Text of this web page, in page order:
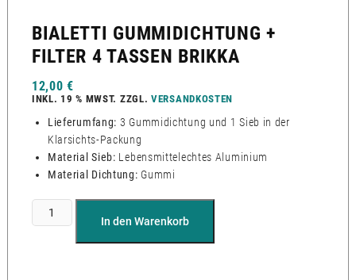
BIALETTI GUMMIDICHTUNG +
FILTER 4 TASSEN BRIKKA
12,00€
INKL. 19 % MWST. ZZGL.VERSANDKOSTEN
Lieferumfang: 3 Gummidichtung und 1 Sieb in der
Klarsichts-Packung
Material Sieb: Lebensmittelechtes Aluminium
Material Dichtung: Gummi
In den Warenkorb